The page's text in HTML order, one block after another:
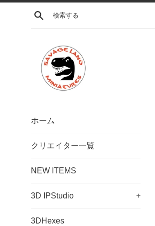
コ
検索する
ホーム
クリエイター一覧
NEW ITEMS
3D IPStudio +
3DHexes